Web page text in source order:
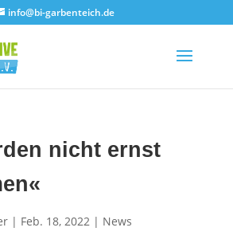
info@bi-garbenteich.de
nicht ernst
| Feb. 18, 2022| News